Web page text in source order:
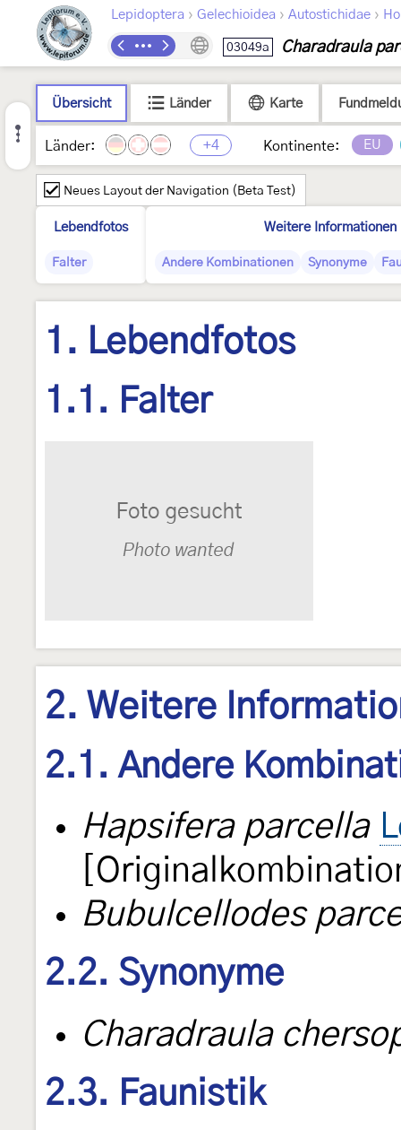
Lepidoptera › Gelechioidea › Autostichidae ›
03049a Charadraula
Übersicht Länder Karte
Länder: +4 Kontinente: EU
Neues Layout der Navigation (Beta Test)
Lebendfotos
Falter
Weitere Informationen
Andere Kombinationen Synonyme
1. Lebendfotos
1.1. Falter
2. Weitere
2.1. Andere
Hapsifera parcella
Bubulcellodes
2.2. Synonyme
Charadraula
2.3. Faunistik